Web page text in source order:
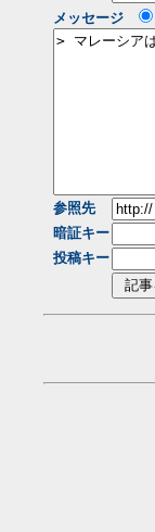
メッセージ
参照先
暗証キー
投稿キー